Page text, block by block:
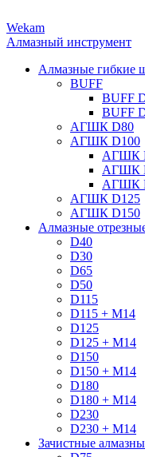
Wekam
Алмазный инструмент
Алмазные гибкие
BUFF
BUFF
BUFF
АГШК D80
АГШК D100
АГШК
АГШК
АГШК
АГШК D125
АГШК D150
Алмазные
D40
D30
D65
D50
D115
D115 + M14
D125
D125 + M14
D150
D150 + M14
D180
D180 + M14
D230
D230 + M14
Зачистные